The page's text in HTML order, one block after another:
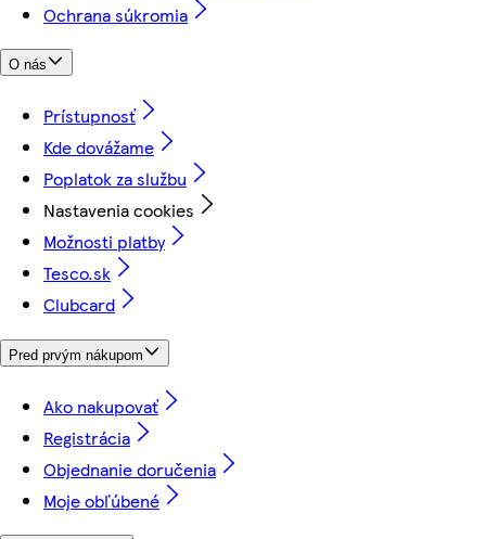
Ochrana súkromia
O nás
Prístupnosť
Kde dovážame
Poplatok za službu
Nastavenia cookies
Možnosti platby
Tesco.sk
Clubcard
Pred prvým nákupom
Ako nakupovať
Registrácia
Objednanie doručenia
Moje obľúbené